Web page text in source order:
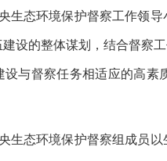
生态环境保护督察工作领
设的整体谋划，结合督察
设与督察任务相适应的高
生态环境保护督察组成员